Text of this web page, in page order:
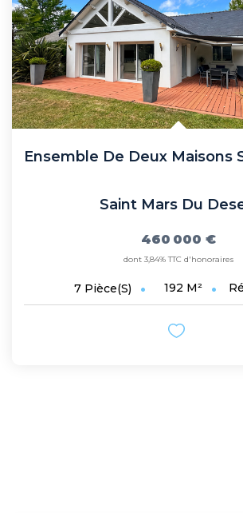
Saint Mars Du
460 000 €
dont 3,84% TTC d'honoraires
7 Pièce(s) 192 M²